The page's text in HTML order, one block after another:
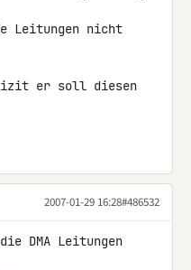
Leitungen nicht
er soll diesen
2007-01-29 16:28#486532
DMA Leitungen